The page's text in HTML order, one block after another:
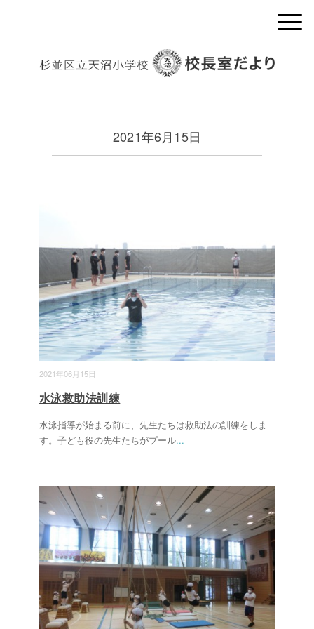
2021年6月15日
2021年06月15日
水泳救助法訓練
水泳指導が始まる前に、先生たちは救助法の訓練をしま
す。子ども役の先生たちがプール...